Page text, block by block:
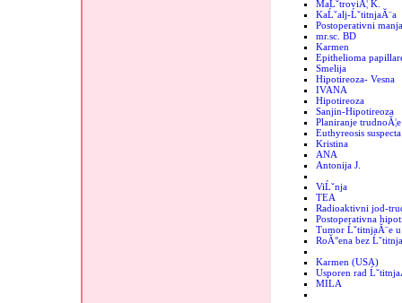
MaĹˇtroviĂ¦ K.
KaĹˇalj-ĹˇtitnjaĂ¨a
Postoperativni
mr.sc. BD
Karmen
Epithelioma
Smelija
Hipotireoza- Vesna
IVANA
Hipotireoza
Sanjin-Hipotireoza
Planiranje trudnoĂ¦e
Euthyreosis suspecta
Kristina
ANA
Antonija J.
ViĹˇnja
TEA
Radioaktivni jod-
Postoperativna
Tumor ĹˇtitnjaĂ¨e
RoĂ°ena bez
Karmen (USA)
Usporen rad
MILA